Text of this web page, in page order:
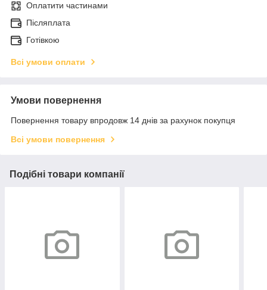
Оплатити частинами
Післяплата
Готівкою
Всі умови оплати
Умови повернення
Повернення товару впродовж 14 днів за рахунок покупця
Всі умови повернення
Подібні товари компанії